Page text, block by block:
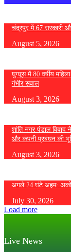
चंद्रपुर में 67 सरकारी
August 5, 2026
घुग्घूस में 80 वर्षीय
गंभीर सवाल
August 3, 2026
शांति नगर पंडाल
और कंपनी प्रबंधन की
August 3, 2026
अगले 24 घंटे अहम:
July 30, 2026
Load more
Live News